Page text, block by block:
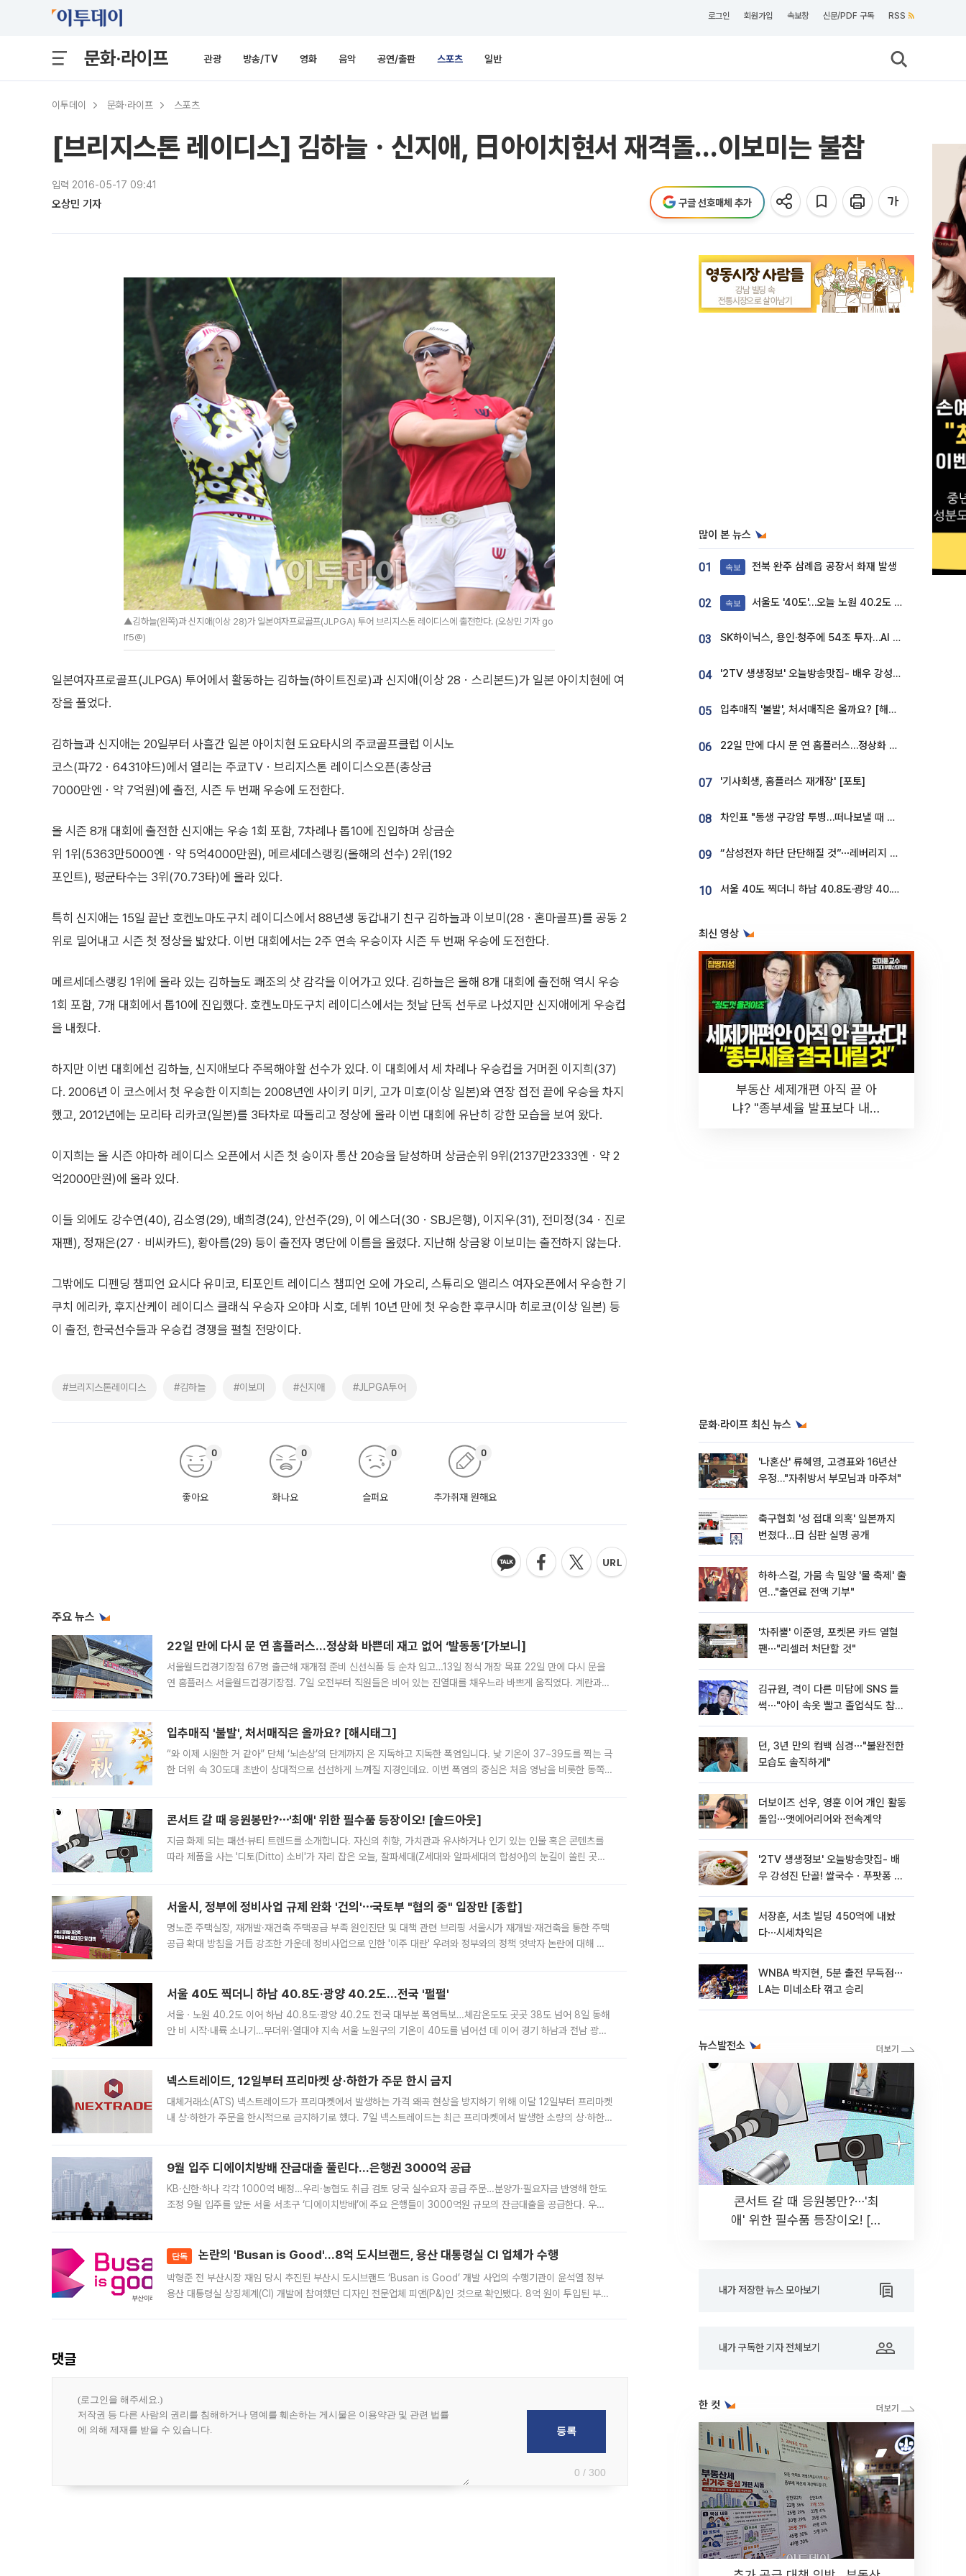
로그인 회원가입 속보창 신문/PDF 구독 RSS
문화·라이프 관광 방송/TV 영화 음악 공연/출판 스포츠 일반
이투데이 문화·라이프 스포츠
[브리지스톤 레이디스] 김하늘ㆍ신지애, 日아이치현서 재격돌…이보미는 불참
입력 2016-05-17 09:41
오상민 기자 구글 선호매체 추가
▲김하늘(왼쪽)과 신지애(이상 28)가 일본여자프로골프(JLPGA) 투어 브리지스톤 레이디스에 출전한다. (오상민 기자 go
lf5@)
일본여자프로골프(JLPGA) 투어에서 활동하는 김하늘(하이트진로)과 신지애(이상 28ㆍ스리본드)가 일본 아이치현에 여
장을 풀었다.
김하늘과 신지애는 20일부터 사흘간 일본 아이치현 도요타시의 주쿄골프클럽 이시노
코스(파72ㆍ6431야드)에서 열리는 주쿄TVㆍ브리지스톤 레이디스오픈(총상금
7000만엔ㆍ약 7억원)에 출전, 시즌 두 번째 우승에 도전한다.
올 시즌 8개 대회에 출전한 신지애는 우승 1회 포함, 7차례나 톱10에 진입하며 상금순
위 1위(5363만5000엔ㆍ약 5억4000만원), 메르세데스랭킹(올해의 선수) 2위(192
포인트), 평균타수는 3위(70.73타)에 올라 있다.
특히 신지애는 15일 끝난 호켄노마도구치 레이디스에서 88년생 동갑내기 친구 김하늘과 이보미(28ㆍ혼마골프)를 공동 2
위로 밀어내고 시즌 첫 정상을 밟았다. 이번 대회에서는 2주 연속 우승이자 시즌 두 번째 우승에 도전한다.
메르세데스랭킹 1위에 올라 있는 김하늘도 쾌조의 샷 감각을 이어가고 있다. 김하늘은 올해 8개 대회에 출전해 역시 우승
1회 포함, 7개 대회에서 톱10에 진입했다. 호켄노마도구치 레이디스에서는 첫날 단독 선두로 나섰지만 신지애에게 우승컵
을 내줬다.
하지만 이번 대회에선 김하늘, 신지애보다 주목해야할 선수가 있다. 이 대회에서 세 차례나 우승컵을 거머쥔 이지희(37)
다. 2006년 이 코스에서 첫 우승한 이지희는 2008년엔 사이키 미키, 고가 미호(이상 일본)와 연장 접전 끝에 우승을 차지
했고, 2012년에는 모리타 리카코(일본)를 3타차로 따돌리고 정상에 올라 이번 대회에 유난히 강한 모습을 보여 왔다.
이지희는 올 시즌 야마하 레이디스 오픈에서 시즌 첫 승이자 통산 20승을 달성하며 상금순위 9위(2137만2333엔ㆍ약 2
억2000만원)에 올라 있다.
이들 외에도 강수연(40), 김소영(29), 배희경(24), 안선주(29), 이 에스더(30ㆍSBJ은행), 이지우(31), 전미정(34ㆍ진로
재팬), 정재은(27ㆍ비씨카드), 황아름(29) 등이 출전자 명단에 이름을 올렸다. 지난해 상금왕 이보미는 출전하지 않는다.
그밖에도 디펜딩 챔피언 요시다 유미코, 티포인트 레이디스 챔피언 오에 가오리, 스튜리오 앨리스 여자오픈에서 우승한 기
쿠치 에리카, 후지산케이 레이디스 클래식 우승자 오야마 시호, 데뷔 10년 만에 첫 우승한 후쿠시마 히로코(이상 일본) 등
이 출전, 한국선수들과 우승컵 경쟁을 펼칠 전망이다.
#브리지스톤레이디스 #김하늘 #이보미 #신지애 #JLPGA투어
좋아요
0
화나요
0
슬퍼요
0
추가취재 원해요
0
주요 뉴스
22일 만에 다시 문 연 홈플러스…정상화 바쁜데 재고 없어 ‘발동동’[가보니]
서울월드컵경기장점 67명 출근해 재개점 준비 신선식품 등 순차 입고…13일 정식 개장 목표 22일 만에 다시 문을
연 홈플러스 서울월드컵경기장점. 7일 오전부터 직원들은 비어 있는 진열대를 채우느라 바쁘게 움직였다. 계란과
입추매직 '불발', 처서매직은 올까요? [해시태그]
“와 이제 시원한 거 같아” 단체 ‘뇌손상’의 단계까지 온 지독하고 지독한 폭염입니다. 낮 기온이 37~39도를 찍는 극
한 더위 속 30도대 초반이 상대적으로 선선하게 느껴질 지경인데요. 이번 폭염의 중심은 처음 영남을 비롯한 동쪽
콘서트 갈 때 응원봉만?⋯'최애' 위한 필수품 등장이오! [솔드아웃]
지금 화제 되는 패션·뷰티 트렌드를 소개합니다. 자신의 취향, 가치관과 유사하거나 인기 있는 인물 혹은 콘텐츠를
따라 제품을 사는 '디토(Ditto) 소비'가 자리 잡은 오늘, 잘파세대(Z세대와 알파세대의 합성어)의 눈길이 쏠린 곳은
서울시, 정부에 정비사업 규제 완화 '건의'⋯국토부 "협의 중" 입장만 [종합]
명노준 주택실장, 재개발·재건축 주택공급 부족 원인진단 및 대책 관련 브리핑 서울시가 재개발·재건축을 통한 주택
공급 확대 방침을 거듭 강조한 가운데 정비사업으로 인한 '이주 대란' 우려와 정부와의 정책 엇박자 논란에 대해 정
서울 40도 찍더니 하남 40.8도·광양 40.2도…전국 '펄펄'
서울ㆍ노원 40.2도 이어 하남 40.8도·광양 40.2도 전국 대부분 폭염특보…체감온도도 곳곳 38도 넘어 8일 동해
안 비 시작·내륙 소나기…무더위·열대야 지속 서울 노원구의 기온이 40도를 넘어선 데 이어 경기 하남과 전남 광양
넥스트레이드, 12일부터 프리마켓 상·하한가 주문 한시 금지
대체거래소(ATS) 넥스트레이드가 프리마켓에서 발생하는 가격 왜곡 현상을 방지하기 위해 이달 12일부터 프리마켓
내 상·하한가 주문을 한시적으로 금지하기로 했다. 7일 넥스트레이드는 최근 프리마켓에서 발생한 소량의 상·하한
9월 입주 디에이치방배 잔금대출 풀린다…은행권 3000억 공급
KB·신한·하나 각각 1000억 배정…우리·농협도 취급 검토 당국 실수요자 공급 주문…분양가·필요자금 반영해 한도
조정 9월 입주를 앞둔 서울 서초구 ‘디에이치방배’에 주요 은행들이 3000억원 규모의 잔금대출을 공급한다. 우리
단독 논란의 'Busan is Good'…8억 도시브랜드, 용산 대통령실 CI 업체가 수행
박형준 전 부산시장 재임 당시 추진된 부산시 도시브랜드 ‘Busan is Good’ 개발 사업의 수행기관이 윤석열 정부
용산 대통령실 상징체계(CI) 개발에 참여했던 디자인 전문업체 피앤(P&)인 것으로 확인됐다. 8억 원이 투입된 부산
댓글
0 / 300
많이 본 뉴스
01 속보 전북 완주 삼례읍 공장서 화재 발생
02 속보 서울도 '40도'…오늘 노원 40.2도 기록
03 SK하이닉스, 용인·청주에 54조 투자…AI 메모리 생산기지 키운다
04 '2TV 생생정보' 오늘방송맛집- 배우 강성진 단골! 쌀국수ㆍ푸팟퐁 커리 맛집 '블○○○'
05 입추매직 '불발', 처서매직은 올까요? [해시태그]
06 22일 만에 다시 문 연 홈플러스…정상화 바쁜데 재고 없어 ‘발동동’[가보니]
07 '기사회생, 홈플러스 재개장' [포토]
08 차인표 "동생 구강암 투병…떠나보낼 때 가장 힘들었다”
09 “삼성전자 하단 단단해질 것”⋯레버리지 규제에 쏠림 완화 [찐코노미]
10 서울 40도 찍더니 하남 40.8도·광양 40.2도…전국 '펄펄'
최신 영상
부동산 세제개편 아직 끝 아
냐? "종부세율 발표보다 내릴
문화·라이프 최신 뉴스
'나혼산' 류혜영, 고경표와 16년산
우정…"자취방서 부모님과 마주쳐"
축구협회 '성 접대 의혹' 일본까지
번졌다…日 심판 실명 공개
하하·스컬, 가뭄 속 밀양 '물 축제' 출
연…"출연료 전액 기부"
'차쥐뿔' 이준영, 포켓몬 카드 열혈
팬⋯"리셀러 처단할 것"
김규원, 격이 다른 미담에 SNS 들
썩⋯"아이 속옷 빨고 졸업식도 참
던, 3년 만의 컴백 심경⋯"불완전한
모습도 솔직하게"
더보이즈 선우, 영훈 이어 개인 활동
돌입⋯앳에어리어와 전속계약
'2TV 생생정보' 오늘방송맛집- 배
우 강성진 단골! 쌀국수ㆍ푸팟퐁 커
서장훈, 서초 빌딩 450억에 내놨
다⋯시세차익은
WNBA 박지현, 5분 출전 무득점⋯
LA는 미네소타 꺾고 승리
뉴스발전소
콘서트 갈 때 응원봉만?⋯'최
애' 위한 필수품 등장이오! [솔
내가 저장한 뉴스 모아보기
내가 구독한 기자 전체보기
한 컷